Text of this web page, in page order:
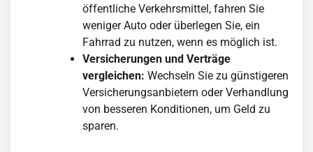
öffentliche Verkehrsmittel, fahren Sie
weniger Auto oder überlegen Sie, ein
Fahrrad zu nutzen, wenn es möglich ist.
Versicherungen und Verträge
vergleichen: Wechseln Sie zu günstigeren
Versicherungsanbietern oder Verhandlung
von besseren Konditionen, um Geld zu
sparen.